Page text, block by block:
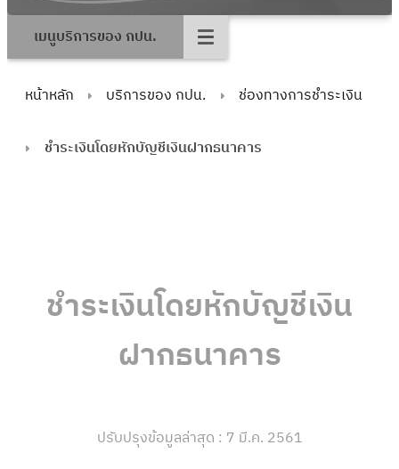
เมนูบริการของ กปน.
หน้าหลัก บริการของ กปน. ช่องทางการชำระเงิน
ชำระเงินโดยหักบัญชีเงินฝากธนาคาร
ชำระเงินโดยหักบัญชีเงิน
ฝากธนาคาร
ปรับปรุงข้อมูลล่าสุด : 7 มี.ค. 2561